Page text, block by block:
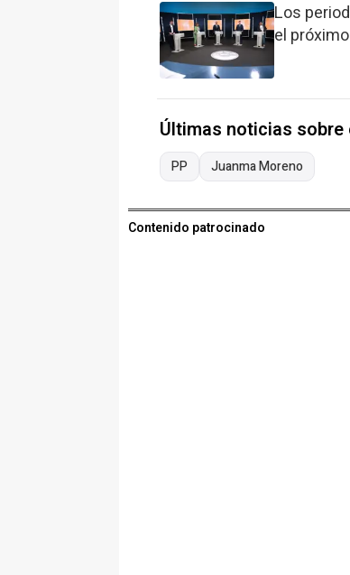
Los
el
Últimas noticias
PP Juanma Moreno
Contenido patrocinado